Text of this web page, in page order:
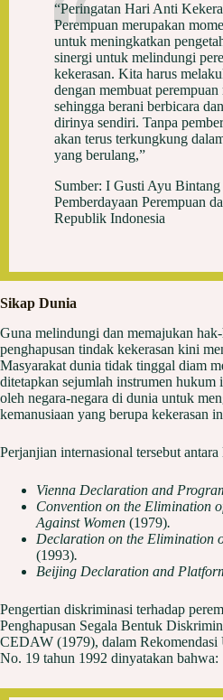
“Peringatan Hari Anti
Perempuan merupakan
untuk meningkatkan
sinergi untuk melindungi
kekerasan. Kita harus
dengan membuat
sehingga berani berbicara
dirinya sendiri. Tanpa
akan terus terkungkung
yang berulang,”
Sumber: I Gusti Ayu
Pemberdayaan Perempuan
Republik Indonesia
Sikap Dunia
Guna melindungi dan memajukan
penghapusan tindak kekerasan kini
Masyarakat dunia tidak tinggal diam
ditetapkan sejumlah instrumen hukum
oleh negara-negara di dunia untuk
kemanusiaan yang berupa kekerasan
Perjanjian internasional tersebut antara
Vienna Declaration and
Convention on the Elimination
Against Women (1979).
Declaration on the Elimination
(1993).
Beijing Declaration and
Pengertian diskriminasi terhadap
Penghapusan Segala Bentuk
CEDAW (1979), dalam
No. 19 tahun 1992 dinyatakan bahwa: